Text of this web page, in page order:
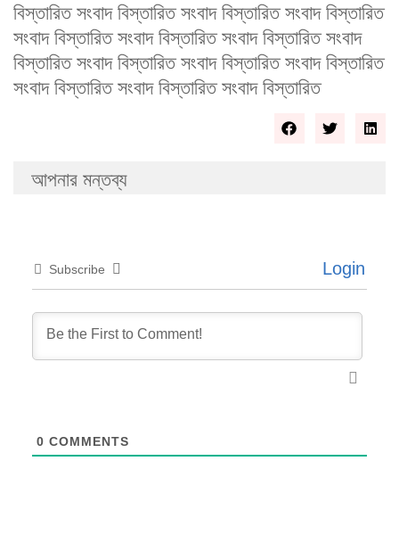
বিস্তারিত সংবাদ বিস্তারিত সংবাদ বিস্তারিত সংবাদ বিস্তারিত
সংবাদ বিস্তারিত সংবাদ বিস্তারিত সংবাদ বিস্তারিত সংবাদ
বিস্তারিত সংবাদ বিস্তারিত সংবাদ বিস্তারিত সংবাদ বিস্তারিত
সংবাদ বিস্তারিত সংবাদ বিস্তারিত সংবাদ বিস্তারিত
আপনার মন্তব্য
Subscribe Login
0 COMMENTS